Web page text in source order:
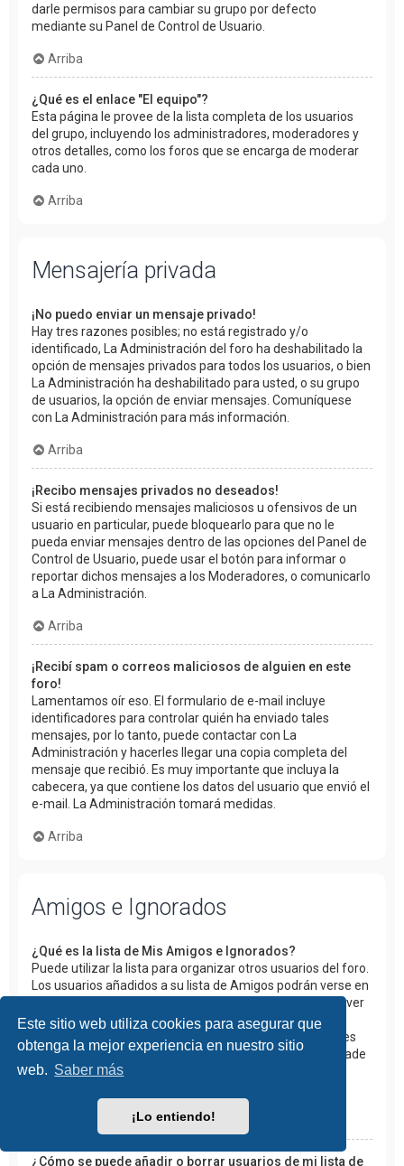
Este sitio web utiliza cookies para asegurar que
obtenga la mejor experiencia en nuestro sitio
web. Saber más
¡Lo entiendo!
darle permisos para cambiar su grupo por defecto
mediante su Panel de Control de Usuario.
Arriba
¿Qué es el enlace "El equipo"?
Esta página le provee de la lista completa de los usuarios
del grupo, incluyendo los administradores, moderadores y
otros detalles, como los foros que se encarga de moderar
cada uno.
Arriba
Mensajería privada
¡No puedo enviar un mensaje privado!
Hay tres razones posibles; no está registrado y/o
identificado, La Administración del foro ha deshabilitado la
opción de mensajes privados para todos los usuarios, o bien
La Administración ha deshabilitado para usted, o su grupo
de usuarios, la opción de enviar mensajes. Comuníquese
con La Administración para más información.
Arriba
¡Recibo mensajes privados no deseados!
Si está recibiendo mensajes maliciosos u ofensivos de un
usuario en particular, puede bloquearlo para que no le
pueda enviar mensajes dentro de las opciones del Panel de
Control de Usuario, puede usar el botón para informar o
reportar dichos mensajes a los Moderadores, o comunicarlo
a La Administración.
Arriba
¡Recibí spam o correos maliciosos de alguien en este
foro!
Lamentamos oír eso. El formulario de e-mail incluye
identificadores para controlar quién ha enviado tales
mensajes, por lo tanto, puede contactar con La
Administración y hacerles llegar una copia completa del
mensaje que recibió. Es muy importante que incluya la
cabecera, ya que contiene los datos del usuario que envió el
e-mail. La Administración tomará medidas.
Arriba
Amigos e Ignorados
¿Qué es la lista de Mis Amigos e Ignorados?
Puede utilizar la lista para organizar otros usuarios del foro.
Los usuarios añadidos a su lista de Amigos podrán verse en
en Panel de Control de Usuario para un rápido acceso a ver
si están identificados y poder así enviarles un mensaje
privado. Según la plantilla que utilice el foro, los mensajes
de estos usuarios pueden visualizarse resaltados. Si añade
un usuario a su lista de Ignorados, todos sus mensajes
¿Cómo se puede añadir o borrar usuarios de mi lista de